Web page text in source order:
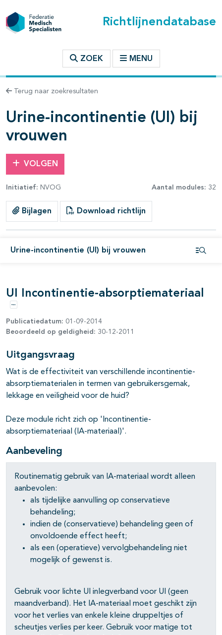
Richtlijnendatabase
ZOEK MENU
Terug naar zoekresultaten
Urine-incontinentie (UI) bij
vrouwen
VOLGEN
Initiatief: NVOG Aantal modules: 32
Bijlagen Download richtlijn
Urine-incontinentie (UI) bij vrouwen
binnen deze richtlijn
open- en dichtklappen
UI Incontinentie-absorptiemateriaal
Opties
Publicatiedatum: 01-09-2014
Beoordeeld op geldigheid: 30-12-2011
Uitgangsvraag
Wat is de effectiviteit van verschillende incontinentie-
absorptiematerialen in termen van gebruikersgemak,
lekkage en veiligheid voor de huid?
Deze module richt zich op 'Incontinentie-
absorptiemateriaal (IA-materiaal)'.
Aanbeveling
Routinematig gebruik van IA-materiaal wordt alleen
aanbevolen:
als tijdelijke aanvulling op conservatieve
behandeling;
indien de (conservatieve) behandeling geen of
onvoldoende effect heeft;
als een (operatieve) vervolgbehandeling niet
mogelijk of gewenst is.
Gebruik voor lichte UI inlegverband voor UI (geen
maandverband). Het IA-materiaal moet geschikt zijn
voor het verlies van enkele kleine druppeltjes of
scheutjes verlies per keer. Gebruik voor matige tot